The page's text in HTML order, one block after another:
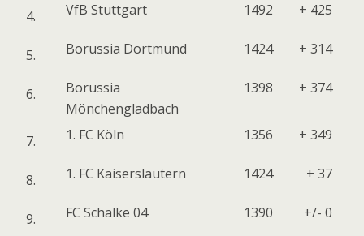
4. VfB Stuttgart 1492 + 425
5. Borussia Dortmund 1424 + 314
6.
Borussia
Mönchengladbach
1398 + 374
7. 1. FC Köln 1356 + 349
8. 1. FC Kaiserslautern 1424 + 37
9. FC Schalke 04 1390 +/- 0